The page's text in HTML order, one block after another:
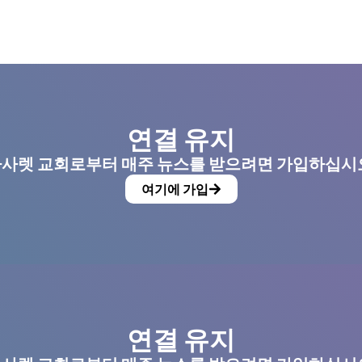
연결 유지
렛 교회로부터 매주 뉴스를 받으려면 가입하십시
여기에 가입
연결 유지